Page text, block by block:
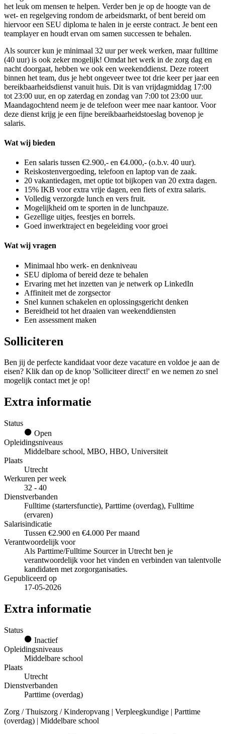
het leuk om mensen te helpen. Verder ben je op de hoogte van de
wet- en regelgeving rondom de arbeidsmarkt, of bent bereid om
hiervoor een SEU diploma te halen in je eerste contract. Je bent een
teamplayer en houdt ervan om samen successen te behalen.
Als sourcer kun je minimaal 32 uur per week werken, maar fulltime
(40 uur) is ook zeker mogelijk! Omdat het werk in de zorg dag en
nacht doorgaat, hebben we ook een weekenddienst. Deze roteert
binnen het team, dus je hebt ongeveer twee tot drie keer per jaar een
bereikbaarheidsdienst vanuit huis. Dit is van vrijdagmiddag 17:00
tot 23:00 uur, en op zaterdag en zondag van 7:00 tot 23:00 uur.
Maandagochtend neem je de telefoon weer mee naar kantoor. Voor
deze dienst krijg je een fijne bereikbaarheidstoeslag bovenop je
salaris.
Wat wij bieden
Een salaris tussen €2.900,- en €4.000,- (o.b.v. 40 uur).
Reiskostenvergoeding, telefoon en laptop van de zaak.
20 vakantiedagen, met optie tot bijkopen van 20 extra dagen.
15% IKB voor extra vrije dagen, een fiets of extra salaris.
Volledig verzorgde lunch en vers fruit.
Mogelijkheid om te sporten in de lunchpauze.
Gezellige uitjes, feestjes en borrels.
Goed inwerktraject en begeleiding voor groei
Wat wij vragen
Minimaal hbo werk- en denkniveau
SEU diploma of bereid deze te behalen
Ervaring met het inzetten van je netwerk op LinkedIn
Affiniteit met de zorgsector
Snel kunnen schakelen en oplossingsgericht denken
Bereidheid tot het draaien van weekenddiensten
Een assessment maken
Solliciteren
Ben jij de perfecte kandidaat voor deze vacature en voldoe je aan de
eisen? Klik dan op de knop 'Solliciteer direct!' en we nemen zo snel
mogelijk contact met je op!
Extra informatie
Status
Open
Opleidingsniveaus
Middelbare school, MBO, HBO, Universiteit
Plaats
Utrecht
Werkuren per week
32 - 40
Dienstverbanden
Fulltime (startersfunctie), Parttime (overdag), Fulltime
(ervaren)
Salarisindicatie
Tussen €2.900 en €4.000 Per maand
Verantwoordelijk voor
Als Parttime/Fulltime Sourcer in Utrecht ben je
verantwoordelijk voor het vinden en verbinden van talentvolle
kandidaten met zorgorganisaties.
Gepubliceerd op
17-05-2026
Extra informatie
Status
Inactief
Opleidingsniveaus
Middelbare school
Plaats
Utrecht
Dienstverbanden
Parttime (overdag)
Zorg / Thuiszorg / Kinderopvang | Verpleegkundige | Parttime
(overdag) | Middelbare school